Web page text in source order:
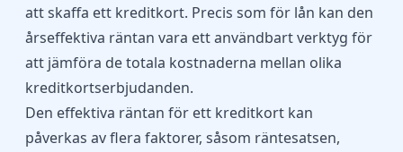
att skaffa ett kreditkort. Precis som för lån kan den
årseffektiva räntan vara ett användbart verktyg för
att jämföra de totala kostnaderna mellan olika
kreditkortserbjudanden.
Den effektiva räntan för ett kreditkort kan
påverkas av flera faktorer, såsom räntesatsen,